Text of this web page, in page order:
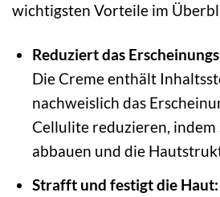
wichtigsten Vorteile im
Reduziert das
Die Creme enthält
nachweislich das
Cellulite reduzieren, indem
abbauen und die
Strafft und festigt die Haut: